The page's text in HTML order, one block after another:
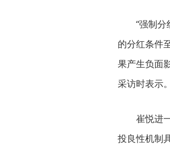
“强制
的分红条件
果产生负面
采访时表示。
崔悦进
投良性机制